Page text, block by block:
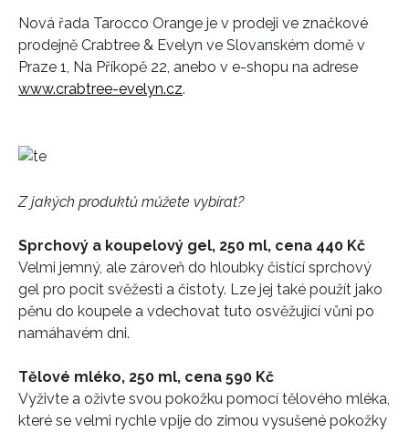
Nová řada Tarocco Orange je v prodeji ve značkové
prodejně Crabtree & Evelyn ve Slovanském domě v
Praze 1, Na Příkopě 22, anebo v e-shopu na adrese
www.crabtree-evelyn.cz.
Z jakých produktů můžete vybírat?
Sprchový a koupelový gel, 250 ml, cena 440 Kč
Velmi jemný, ale zároveň do hloubky čistící sprchový
gel pro pocit svěžesti a čistoty. Lze jej také použít jako
pěnu do koupele a vdechovat tuto osvěžující vůni po
namáhavém dni.
Tělové mléko, 250 ml, cena 590 Kč
Vyživte a oživte svou pokožku pomocí tělového mléka,
které se velmi rychle vpije do zimou vysušené pokožky